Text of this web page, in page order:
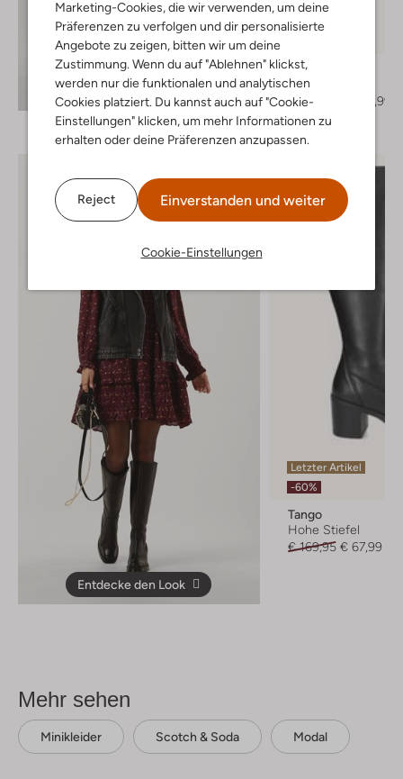
Marketing-Cookies, die wir verwenden, um deine
Präferenzen zu verfolgen und dir personalisierte
Angebote zu zeigen, bitten wir um deine
Zustimmung. Wenn du auf "Ablehnen" klickst,
werden nur die funktionalen und analytischen
Cookies platziert. Du kannst auch auf "Cookie-
Einstellungen" klicken, um mehr Informationen zu
erhalten oder deine Präferenzen anzupassen.
Reject Einverstanden und weiter
Cookie-Einstellungen
Entdecke den Look
Letzter Artikel
Notre-V
Cowboystiefel
€ 269,95
€ 134,99
Entdecke den Look
Letzter Artikel
-60%
Tango
Hohe Stiefel
€ 169,95 € 67,99
Mehr sehen
Minikleider Scotch & Soda Modal